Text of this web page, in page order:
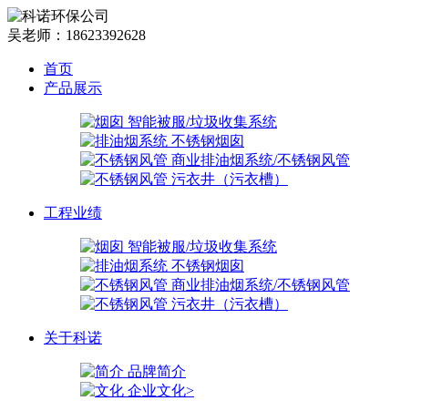
吴老师：18623392628
首页
产品展示
智能被服/垃圾收集系统
不锈钢烟囱
商业排油烟系统/不锈钢风管
污衣井（污衣槽）
工程业绩
智能被服/垃圾收集系统
不锈钢烟囱
商业排油烟系统/不锈钢风管
污衣井（污衣槽）
关于科诺
品牌简介
企业文化>